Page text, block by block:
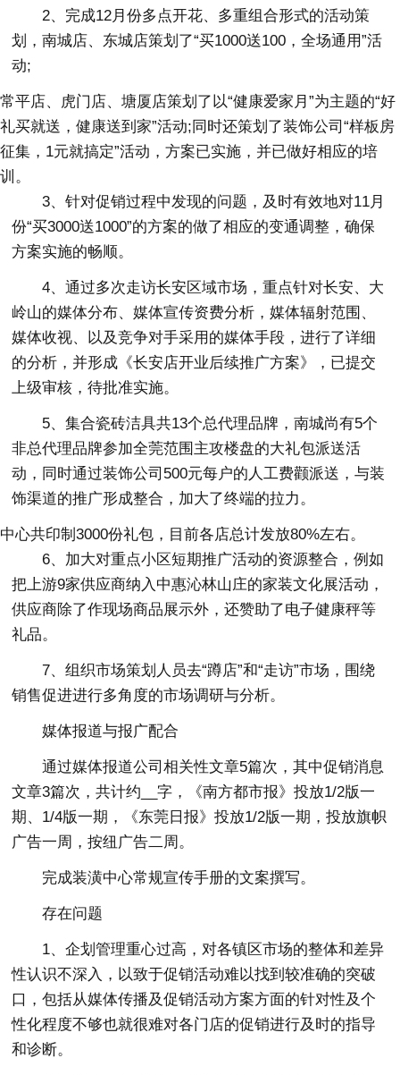
2、完成12月份多点开花、多重组合形式的活动策
划，南城店、东城店策划了“买1000送100，全场通用”活
动;
常平店、虎门店、塘厦店策划了以“健康爱家月”为主题的“好
礼买就送，健康送到家”活动;同时还策划了装饰公司“样板房
征集，1元就搞定”活动，方案已实施，并已做好相应的培
训。
3、针对促销过程中发现的问题，及时有效地对11月
份“买3000送1000”的方案的做了相应的变通调整，确保
方案实施的畅顺。
4、通过多次走访长安区域市场，重点针对长安、大
岭山的媒体分布、媒体宣传资费分析，媒体辐射范围、
媒体收视、以及竞争对手采用的媒体手段，进行了详细
的分析，并形成《长安店开业后续推广方案》，已提交
上级审核，待批准实施。
5、集合瓷砖洁具共13个总代理品牌，南城尚有5个
非总代理品牌参加全莞范围主攻楼盘的大礼包派送活
动，同时通过装饰公司500元每户的人工费颧派送，与装
饰渠道的推广形成整合，加大了终端的拉力。
中心共印制3000份礼包，目前各店总计发放80%左右。
6、加大对重点小区短期推广活动的资源整合，例如
把上游9家供应商纳入中惠沁林山庄的家装文化展活动，
供应商除了作现场商品展示外，还赞助了电子健康秤等
礼品。
7、组织市场策划人员去“蹲店”和“走访”市场，围绕
销售促进进行多角度的市场调研与分析。
媒体报道与报广配合
通过媒体报道公司相关性文章5篇次，其中促销消息
文章3篇次，共计约__字，《南方都市报》投放1/2版一
期、1/4版一期，《东莞日报》投放1/2版一期，投放旗帜
广告一周，按纽广告二周。
完成装潢中心常规宣传手册的文案撰写。
存在问题
1、企划管理重心过高，对各镇区市场的整体和差异
性认识不深入，以致于促销活动难以找到较准确的突破
口，包括从媒体传播及促销活动方案方面的针对性及个
性化程度不够也就很难对各门店的促销进行及时的指导
和诊断。